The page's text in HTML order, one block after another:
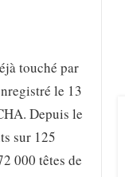
touché par
le 13
Depuis le
sur 125
000 têtes de